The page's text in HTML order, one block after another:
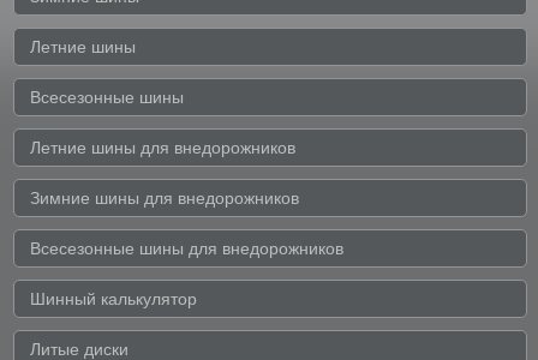
Летние шины
Всесезонные шины
Летние шины для внедорожников
Зимние шины для внедорожников
Всесезонные шины для внедорожников
Шинный калькулятор
Литые диски